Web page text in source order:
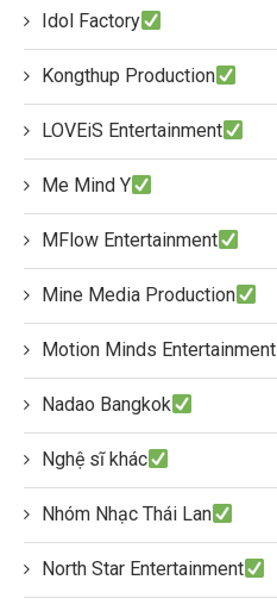
Idol Factory
Kongthup Production
LOVEiS Entertainment
Me Mind Y
MFlow Entertainment
Mine Media Production
Motion Minds Entertainment
Nadao Bangkok
Nghệ sĩ khác
Nhóm Nhạc Thái Lan
North Star Entertainment